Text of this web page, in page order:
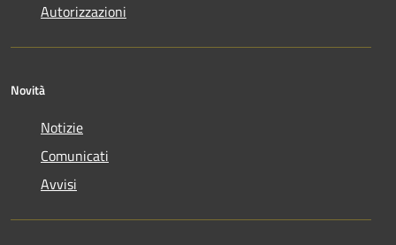
Autorizzazioni
Novità
Notizie
Comunicati
Avvisi